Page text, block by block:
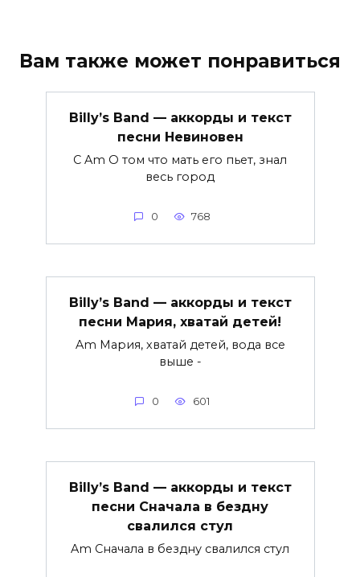
Вам также может понравиться
Billy’s Band — аккорды и текст
песни Невиновен
C Am О том что мать его пьет, знал
весь город
0 768
Billy’s Band — аккорды и текст
песни Мария, хватай детей!
Am Мария, хватай детей, вода все
выше -
0 601
Billy’s Band — аккорды и текст
песни Сначала в бездну
свалился стул
Am Сначала в бездну свалился стул